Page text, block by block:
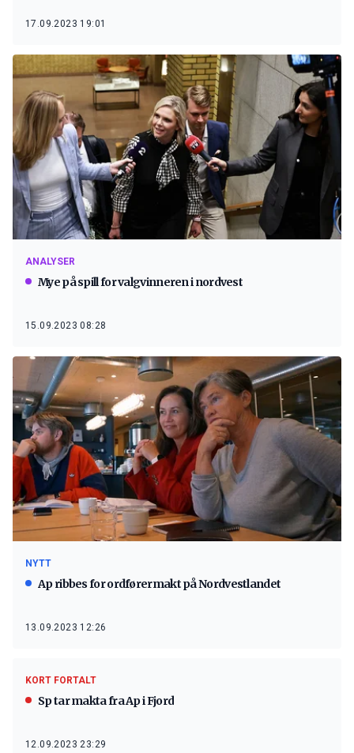
17.09.2023 19:01
ANALYSER
Mye på spill for valgvinneren i nordvest
15.09.2023 08:28
NYTT
Ap ribbes for ordførermakt på Nordvestlandet
13.09.2023 12:26
KORT FORTALT
Sp tar makta fra Ap i Fjord
12.09.2023 23:29